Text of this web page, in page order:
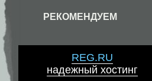
РЕКОМЕНДУЕМ
REG.RU
надежный хостинг